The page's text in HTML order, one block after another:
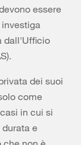
essere
dall'Ufficio
dei suoi
come
in cui si
e